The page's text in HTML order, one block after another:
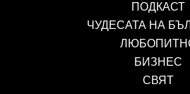
ПОДКАСТ
ЧУДЕСАТА НА
БИЗНЕС
СВЯТ